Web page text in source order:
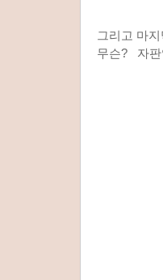
그리고 마
무슨? 자판